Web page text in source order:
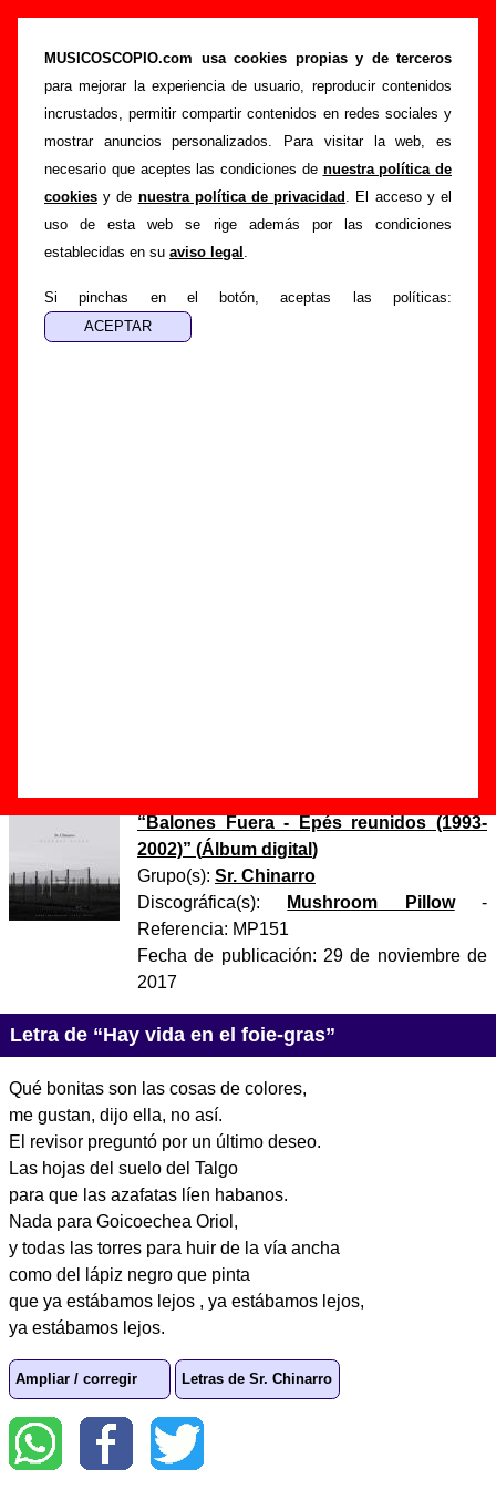
MUSICOSCOPIO.com usa cookies propias y de terceros
para mejorar la experiencia de usuario, reproducir contenidos
incrustados, permitir compartir contenidos en redes sociales y
mostrar anuncios personalizados. Para visitar la web, es
necesario que aceptes las condiciones de nuestra política de
cookies y de nuestra política de privacidad . El acceso y el
uso de esta web se rige además por las condiciones
establecidas en su aviso legal .
Si pinchas en el botón, aceptas las políticas:
“Hay vida en el foie-gras”, canción de Sr.
Chinarro (Letra e información)
Portada >Sr. Chinarro >Canciones >Hay vida en el foie-gras
Esta página pretende recopilar todo tipo de información
sobre lacanción "Hay vida en el foie-gras " interpretada
Sr. Chinarro. Además de su letra, también aparecerá
información sobre el autor o los autores, sobre los discos en
los que está incluido este tema, sobre la grabación del
encuentras errores o tienes información adicional, puedes
ayudar a
completar esta información
“ Balones Fuera - Epés reunidos (1993-
2002)” (Álbum digital )
Grupo(s): Sr. Chinarro
Discográfica(s):
Mushroom Pillow-
Referencia: MP151
Fecha de publicación: 29 de noviembre de
2017
Letra de “Hay vida en el foie-gras”
Qué bonitas son las cosas de colores,
me gustan, dijo ella, no así.
El revisor preguntó por un último deseo.
Las hojas del suelo del Talgo
para que las azafatas líen habanos.
Nada para Goicoechea Oriol,
y todas las torres para huir de la vía ancha
como del lápiz negro que pinta
que ya estábamos lejos , ya estábamos lejos,
ya estábamos lejos.
Ampliar / corregir Letras de Sr. Chinarro